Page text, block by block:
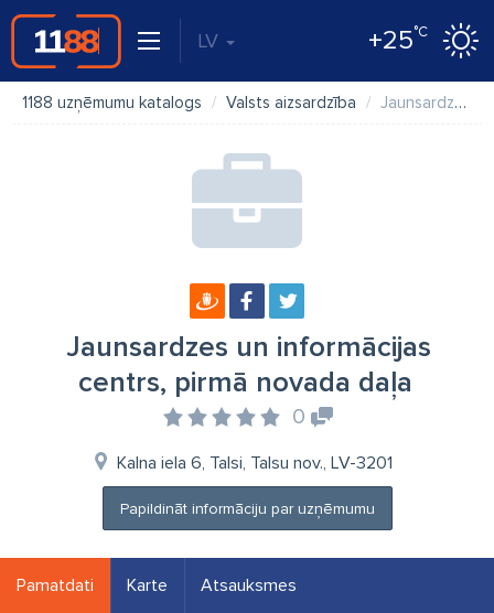
LV +25°C
1188 uzņēmumu katalogs Valsts aizsardzība Jaunsardzes un informācijas centrs, pirmā novada daļa
Jaunsardzes un informācijas
centrs, pirmā novada daļa
0
Kalna iela 6, Talsi, Talsu nov., LV-3201
Papildināt informāciju par uzņēmumu
Pamatdati Karte Atsauksmes